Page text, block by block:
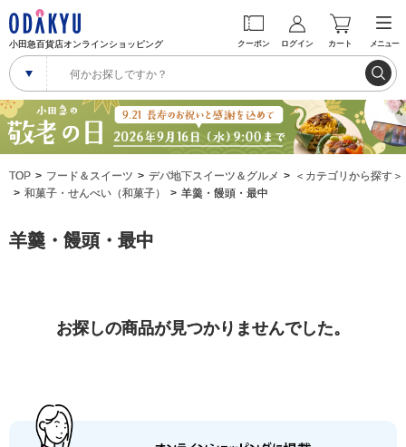
小田急百貨店オンラインショッピング クーポン ログイン カート メニュー
TOP フード＆スイーツ デパ地下スイーツ＆グルメ
＜カテゴリから探す＞
和菓子・せんべい（和菓子）
羊羹・饅頭・最中
羊羹・饅頭・最中
お探しの商品が見つかりませんでした。